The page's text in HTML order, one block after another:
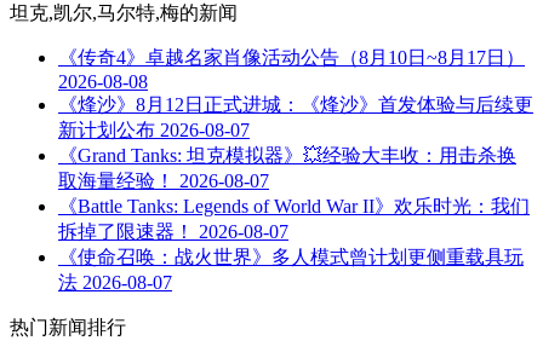
坦克,凯尔,马尔特,梅的新闻
《传奇4》卓越名家肖像活动公告（8月10日~8月17日）
2026-08-08
《烽沙》8月12日正式进城：《烽沙》首发体验与后续更
新计划公布 2026-08-07
《Grand Tanks: 坦克模拟器》💥经验大丰收：用击杀换
取海量经验！
2026-08-07
《Battle Tanks: Legends of World War II》欢乐时光：我们
拆掉了限速器！
2026-08-07
《使命召唤：战火世界》多人模式曾计划更侧重载具玩
法 2026-08-07
热门新闻排行